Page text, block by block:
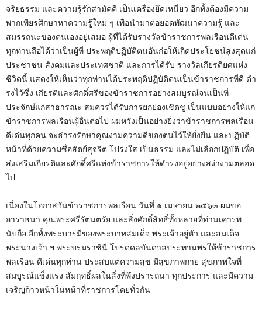
จริยธรรม และความรู้รักสามัคคี เป็นเครื่องยึดเหนี่ยว อีกทั้งต้องมีความ
พากเพียรศึกษาหาความรู้ใหม่ ๆ เพื่อนํามาต่อยอดพัฒนาความรู้ และ
สมรรถนะของตนเองอยู่เสมอ ผู้ที่ได้รับรางวัลข้าราชการพลเรือนดีเด่น
ทุกท่านถือได้ว่าเป็นผู้ที่ ประพฤติปฏิบัติตนอันก่อให้เกิดประโยชน์สูงสุดแก่
ประชาชน สังคมและประเทศชาติ และการได้รับ รางวัลเกียรติยศแห่ง
ชีวิตนี้ แสดงให้เห็นว่าทุกท่านได้ประพฤติปฏิบัติตนเป็นข้าราชการที่ดี ดํา
รงไว้ซึ่ง เกียรติและศักดิ์ศรีของข้าราชการอย่างสมบูรณ์จนเป็นที่
ประจักษ์แก่สาธารณะ สมควรได้รับการยกย่องเชิดชู เป็นแบบอย่างให้แก่
ข้าราชการพลเรือนผู้อื่นต่อไป ผมหวังเป็นอย่างยิ่งว่าข้าราชการพลเรือน
ดีเด่นทุกคน จะธํารงรักษาคุณงามความดีของตนไว้ให้ยั่งยืน และปฏิบัติ
หน้าที่ด้วยความซื่อสัตย์สุจริต โปร่งใส เป็นธรรม และไม่เลือกปฏิบัติ เพื่อ
ส่งเสริมเกียรติและศักดิ์ศรีแห่งข้าราชการให้ดํารงอยู่อย่างสง่างามตลอด
ไป
เนื่องในโอกาสวันข้าราชการพลเรือน วันที่ ๑ เมษายน ๒๕๖๓ ผมขอ
อาราธนา คุณพระศรีรัตนตรัย และสิ่งศักดิ์สิทธิ์ทั้งหลายที่ท่านเคารพ
นับถือ อีกทั้งพระบารมีของพระบาทสมเด็จ พระเจ้าอยู่หัว และสมเด็จ
พระนางเจ้า ฯ พระบรมราชินี โปรดดลบันดาลประทานพรให้ข้าราชการ
พลเรือน ดีเด่นทุกท่าน ประสบแต่ความสุข มีสุขภาพกาย สุขภาพใจที่
สมบูรณ์แข็งแรง สัมฤทธิ์ผลในสิ่งที่พึงปรารถนา ทุกประการ และมีความ
เจริญก้าวหน้าในหน้าที่ราชการโดยทั่วกัน